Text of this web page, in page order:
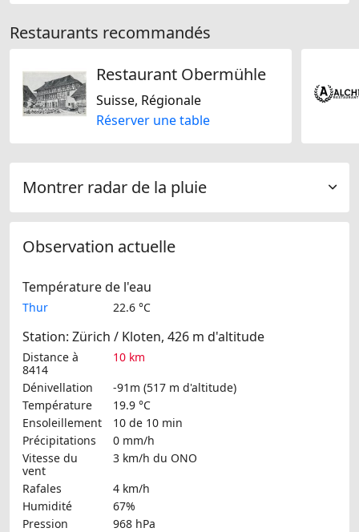
Restaurants recommandés
Restaurant Obermühle
Suisse, Régionale
Réserver une table
Montrer radar de la pluie
Observation actuelle
Température de l'eau
Thur 22.6 °C
Station: Zürich / Kloten, 426 m d'altitude
Distance à
8414
10 km
Dénivellation
-91m (517 m d'altitude)
Température
19.9 °C
Ensoleillement
10 de 10 min
Précipitations
0 mm/h
Vitesse du
vent
3 km/h du ONO
Rafales
4 km/h
Humidité
67%
Pression
968 hPa